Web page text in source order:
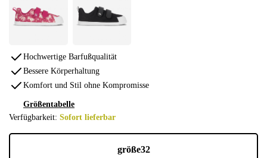
Hochwertige Barfußqualität
Bessere Körperhaltung
Komfort und Stil ohne Kompromisse
Verfügbarkeit: Sofort lieferbar
Größentabelle
größe32